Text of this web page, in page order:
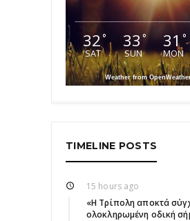
32°
SAT
33°
SUN
31 °
MON
Weather from
TIMELINE POSTS
15 hours ago
«Η Τρίπολη αποκτά
ολοκληρωμένη οδική